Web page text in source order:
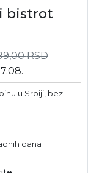
bistrot
RSD
u Srbiji, bez
dana